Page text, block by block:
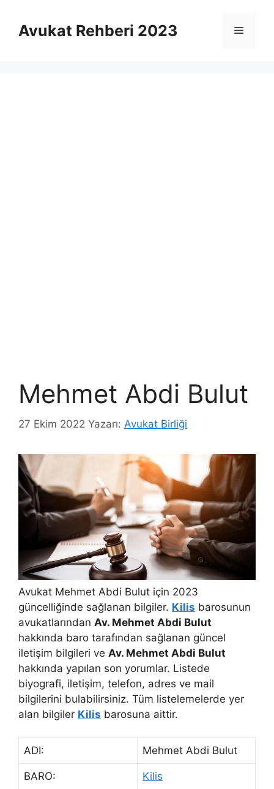
Avukat Rehberi 2023 Menü
Mehmet Abdi Bulut
27 Ekim 2022 Yazarı: Avukat Birliği
Avukat Mehmet Abdi Bulut için 2023
güncelliğinde sağlanan bilgiler. Kilis barosunun
avukatlarından Av. Mehmet Abdi Bulut
hakkında baro tarafından sağlanan güncel
iletişim bilgileri ve Av. Mehmet Abdi Bulut
hakkında yapılan son yorumlar. Listede
biyografi, iletişim, telefon, adres ve mail
bilgilerini bulabilirsiniz. Tüm listelemelerde yer
alan bilgiler Kilis barosuna aittir.
ADI: Mehmet Abdi Bulut
BARO: Kilis